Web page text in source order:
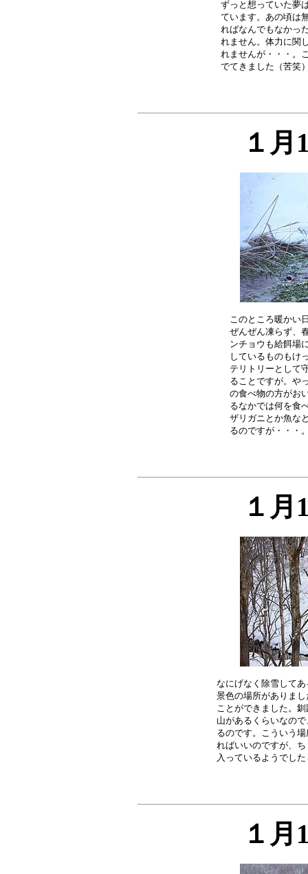
ずっと想っていた夢
ています。あの頃は
ればなんでもなかっ
れません。体力に関
れませんが・・・。
１月
このところ暖かい
ぜんぜん凍らず、
ンチョウも給餌場
しているものもけ
テリトリーとして
ることですが。や
の食べ物の方がお
るなかでは何を食
ザリガニとか魚な
１月
なにげなく除雪して
景色の場所がありま
ことができました。
山があるくらいなの
るのです。こういう
ればいいのですが、
１月